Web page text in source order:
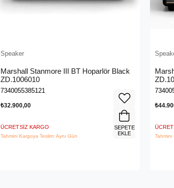
Speaker
Marshall Stanmore III BT Hoparlör Black
ZD.1006010
7340055385121
₺32.900,00
ÜCRETSIZ KARGO
Tahmini Kargoya Teslim: Aynı Gün
SEPETE
EKLE
Tahmini